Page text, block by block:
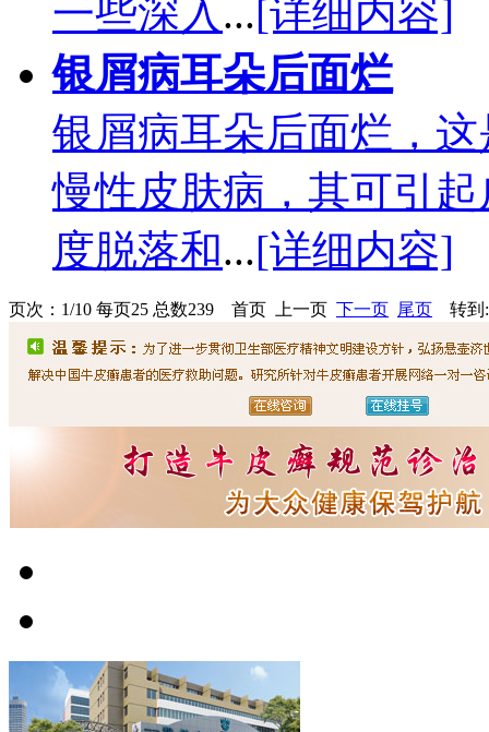
一些深入 ...[详细内容]
银屑病耳朵后面烂
银屑病耳朵后面烂，
慢性皮肤病，其可引
度脱落和...[详细内容]
页次：1/10 每页25 总数239 首页 上一页 下一页 尾页 转到: